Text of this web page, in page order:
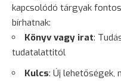
kapcsolódó tárgyak
bírhatnak:
Könyv vagy irat:
tudatalattitól
Kulcs: Új lehetőségek,